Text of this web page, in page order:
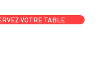
VOTRE TABLE